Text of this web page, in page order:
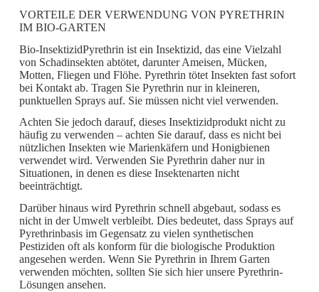
VORTEILE DER VERWENDUNG VON PYRETHRIN
IM BIO-GARTEN
Bio-InsektizidPyrethrin ist ein Insektizid, das eine Vielzahl
von Schadinsekten abtötet, darunter Ameisen, Mücken,
Motten, Fliegen und Flöhe. Pyrethrin tötet Insekten fast sofort
bei Kontakt ab. Tragen Sie Pyrethrin nur in kleineren,
punktuellen Sprays auf. Sie müssen nicht viel verwenden.
Achten Sie jedoch darauf, dieses Insektizidprodukt nicht zu
häufig zu verwenden – achten Sie darauf, dass es nicht bei
nützlichen Insekten wie Marienkäfern und Honigbienen
verwendet wird. Verwenden Sie Pyrethrin daher nur in
Situationen, in denen es diese Insektenarten nicht
beeinträchtigt.
Darüber hinaus wird Pyrethrin schnell abgebaut, sodass es
nicht in der Umwelt verbleibt. Dies bedeutet, dass Sprays auf
Pyrethrinbasis im Gegensatz zu vielen synthetischen
Pestiziden oft als konform für die biologische Produktion
angesehen werden. Wenn Sie Pyrethrin in Ihrem Garten
verwenden möchten, sollten Sie sich hier unsere Pyrethrin-
Lösungen ansehen.